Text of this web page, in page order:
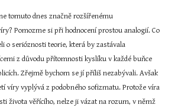
tomuto dnes značně rozšířenému
Pomozme si při hodnocení prostou analogií. Co
o serióznosti teorie, která by zastávala
z důvodu přítomnosti kyslíku v každé buňce
Zřejmě bychom se jí příliš nezabývali. Avšak
víry vyplývá z podobného sofizmatu. Protože víra
života věřícího, nelze ji vázat na rozum, v němž